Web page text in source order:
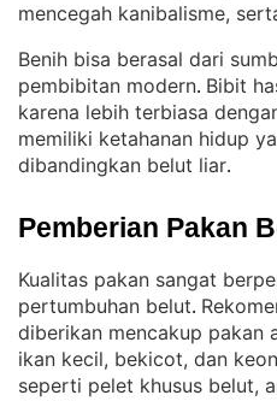
mencegah kanibalisme,
Benih bisa berasal dari
pembibitan modern. Bibit
karena lebih terbiasa
memiliki ketahanan hidup
dibandingkan belut liar.
Pemberian Pakan
Kualitas pakan sangat
pertumbuhan belut.
diberikan mencakup pakan
ikan kecil, bekicot, dan
seperti pelet khusus belut,